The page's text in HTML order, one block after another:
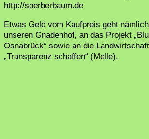
http://sperberbaum.de
Etwas Geld vom Kaufpreis geht
unseren Gnadenhof, an das Projekt
Osnabrück“ sowie an die
„Transparenz schaffen“ (Melle).